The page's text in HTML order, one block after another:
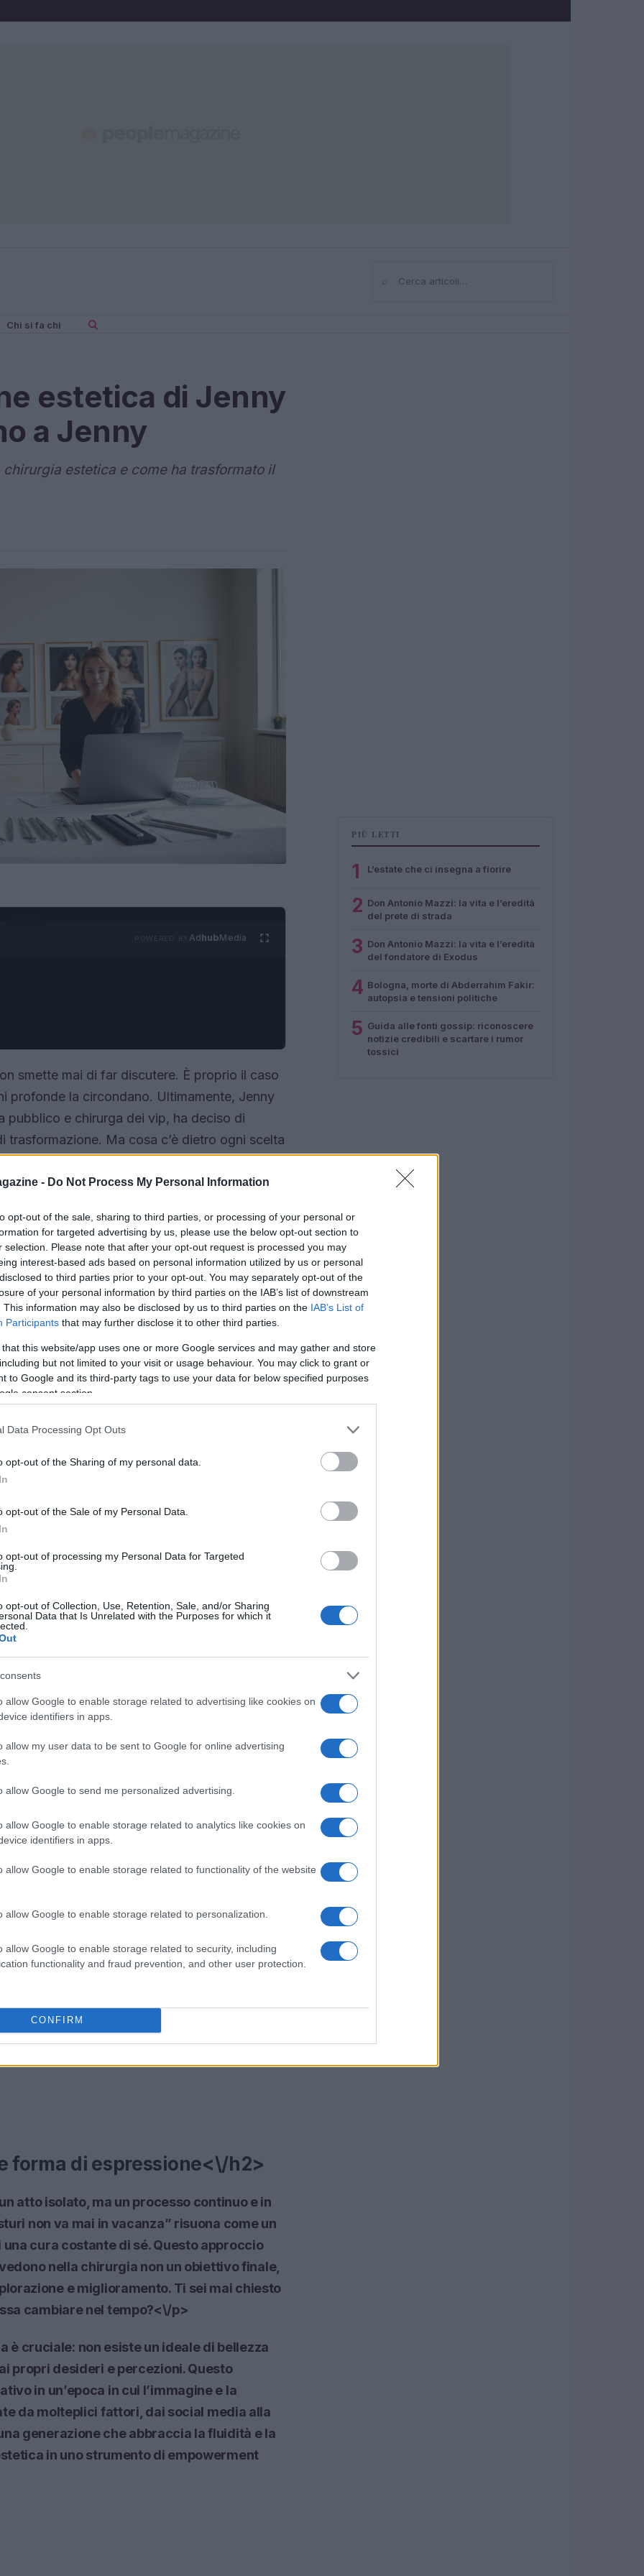
- Do Not Process My Personal Information
opt-out of the sale, sharing to third parties, or processing of your personal or
for targeted advertising by us, please use the below opt-out section to
selection. Please note that after your opt-out request is processed you may
interest-based ads based on personal information utilized by us or personal
to third parties prior to your opt-out. You may separately opt-out of the
of your personal information by third parties on the IAB’s list of downstream
This information may also be disclosed by us to third parties on the IAB’s List of
Participants that may further disclose it to other third parties.
that this website/app uses one or more Google services and may gather and store
but not limited to your visit or usage behaviour. You may click to grant or
to Google and its third-party tags to use your data for below specified purposes
consent section.
Data Processing Opt Outs
opt-out of the Sharing of my personal data.
opt-out of the Sale of my Personal Data.
opt-out of processing my Personal Data for Targeted
opt-out of Collection, Use, Retention, Sale, and/or Sharing
Data that Is Unrelated with the Purposes for which it
allow Google to enable storage related to advertising like cookies on
identifiers in apps.
allow my user data to be sent to Google for online advertising
allow Google to send me personalized advertising.
allow Google to enable storage related to analytics like cookies on
identifiers in apps.
allow Google to enable storage related to functionality of the website
allow Google to enable storage related to personalization.
allow Google to enable storage related to security, including
functionality and fraud prevention, and other user protection.
CONFIRM
⌕Cerca
Chi si fa chi
estetica di Jenny
a Jenny
estetica e come ha trasformato il
AdhubMedia
smette mai di far discutere. È proprio il caso
profonde la circondano. Ultimamente, Jenny
pubblico e chirurga dei vip, ha deciso di
Ma cosa c’è dietro ogni scelta
la chirurgia come un’espressione di sé, di
come un atto di vanità.<\/p>
una storia<\/h2>
un confronto “prima-dopo” che
Ogni immagine non rappresenta solo un
verso la realizzazione della sua vera
essere liberatorio affrontare il mondo della
lo ha fatto, evidenziando il suo cammino
non è avvenuta in un colpo solo; è stata
aiutata a costruire l’immagine con cui si
chirurgia estetica possa rispondere a un
. Jenny sottolinea che ogni intervento
più ampio, in cui l’aspetto esteriore
come la rinoplastica e il lifting
l’obiettivo di migliorarne l’aspetto, ma di
suo corpo, rendendola coerente con la sua
forma di espressione<\/h2>
atto isolato, ma un processo continuo e in
non va mai in vacanza” risuona come un
cura costante di sé. Questo approccio
nella chirurgia non un obiettivo finale,
e miglioramento. Ti sei mai chiesto
cambiare nel tempo?<\/p>
è cruciale: non esiste un ideale di bellezza
propri desideri e percezioni. Questo
in un’epoca in cui l’immagine e la
da molteplici fattori, dai social media alla
generazione che abbraccia la fluidità e la
in uno strumento di empowerment
PIÙ LETTI
1 L’estate che ci insegna a fiorire
2 Don Antonio Mazzi: la vita e l’eredità
del prete di strada
3 Don Antonio Mazzi: la vita e l’eredità
del fondatore di Exodus
4 Bologna, morte di Abderrahim Fakir:
autopsia e tensioni politiche
5 Guida alle fonti gossip: riconoscere
notizie credibili e scartare i rumor
tossici